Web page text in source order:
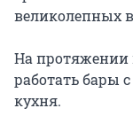
великолепных
На протяжении
работать бары
кухня.